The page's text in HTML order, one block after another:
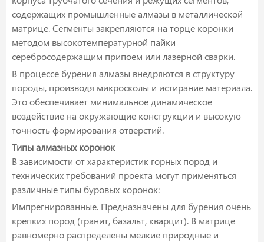
содержащих промышленные алмазы в металлической
матрице. Сегменты закрепляются на торце коронки
методом высокотемпературной пайки
серебросодержащим припоем или лазерной сварки.
В процессе бурения алмазы внедряются в структуру
породы, производя микросколы и истирание материала.
Это обеспечивает минимальное динамическое
воздействие на окружающие конструкции и высокую
точность формирования отверстий.
Типы алмазных коронок
В зависимости от характеристик горных пород и
технических требований проекта могут применяться
различные типы буровых коронок:
Импрегнированные. Предназначены для бурения очень
крепких пород (гранит, базальт, кварцит). В матрице
равномерно распределены мелкие природные и